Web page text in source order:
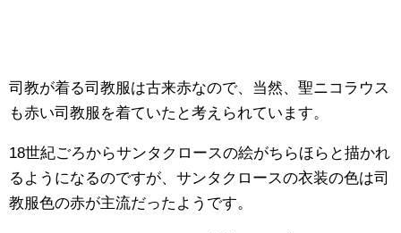
司教が着る司教服は古来赤なので、当然、聖ニコラウス
も赤い司教服を着ていたと考えられています。
18世紀ごろからサンタクロースの絵がちらほらと描かれ
るようになるのですが、サンタクロースの衣装の色は司
教服色の赤が主流だったようです。